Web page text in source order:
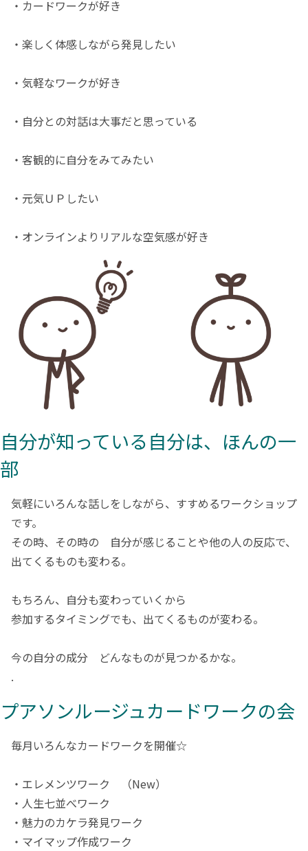
・カードワークが好き
・楽しく体感しながら発見したい
・気軽なワークが好き
・自分との対話は大事だと思っている
・客観的に自分をみてみたい
・元気ＵＰしたい
・オンラインよりリアルな空気感が好き
自分が知っている自分は、ほんの一
部
気軽にいろんな話しをしながら、すすめるワークショップ
です。
その時、その時の 自分が感じることや他の人の反応で、
出てくるものも変わる。
もちろん、自分も変わっていくから
参加するタイミングでも、出てくるものが変わる。
今の自分の成分 どんなものが見つかるかな。
.
プアソンルージュカードワークの会
毎月いろんなカードワークを開催☆
・エレメンツワーク （New）
・人生七並べワーク
・魅力のカケラ発見ワーク
・マイマップ作成ワーク